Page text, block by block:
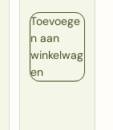
Toevoege
n aan
winkelwag
en